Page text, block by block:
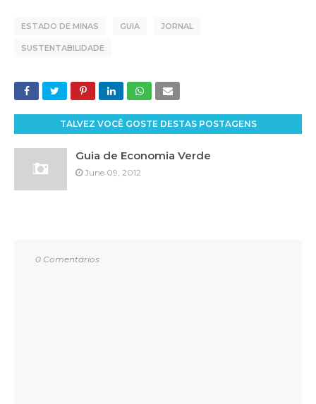
ESTADO DE MINAS GUIA JORNAL
SUSTENTABILIDADE
TALVEZ VOCÊ GOSTE DESTAS POSTAGENS
Guia de Economia Verde
June 09, 2012
0 Comentários